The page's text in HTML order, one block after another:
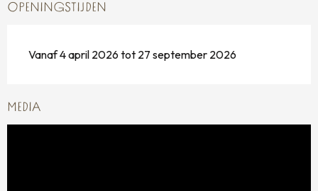
OPENINGSTIJDEN
Vanaf 4 april 2026 tot 27 september 2026
MEDIA